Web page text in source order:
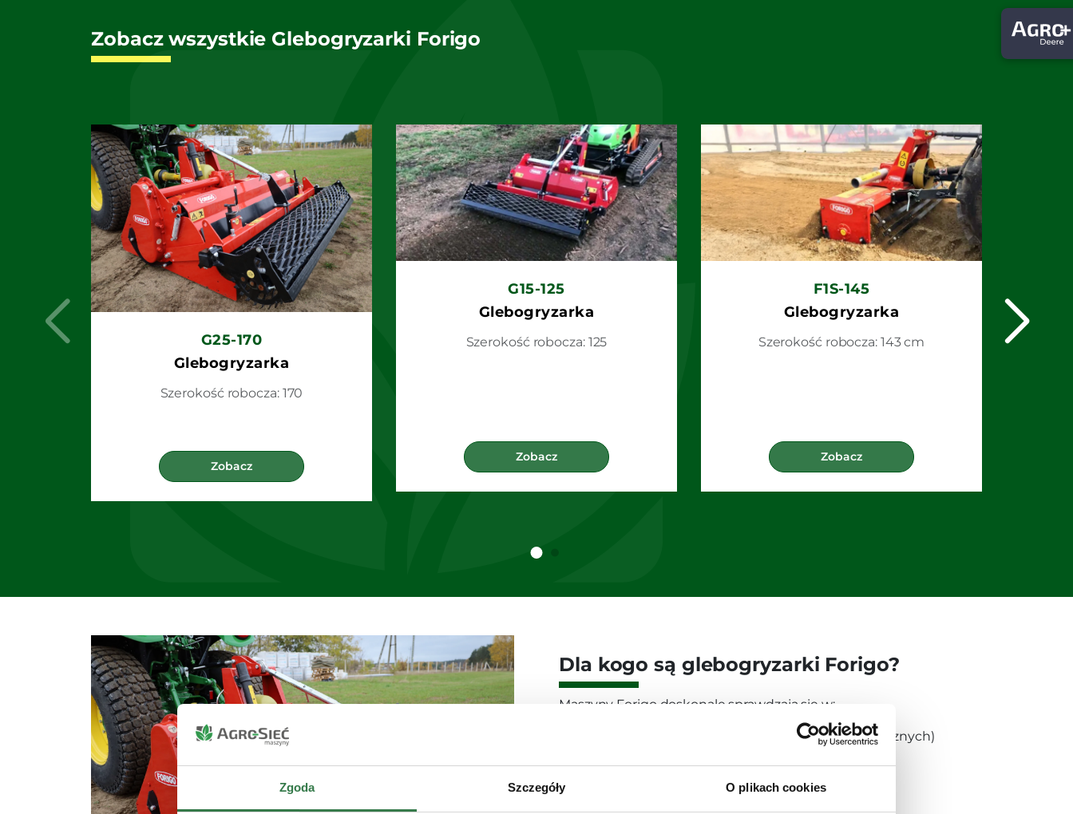
Zgoda Szczegóły O plikach cookies
Zobacz wszystkie Glebogryzarki Forigo
G25-170
Glebogryzarka
Szerokość robocza: 170
Zobacz
G15-125
Glebogryzarka
Szerokość robocza: 125
Zobacz
F1S-145
Glebogryzarka
Szerokość robocza: 143 cm
Zobacz
Dla kogo są glebogryzarki Forigo?
Maszyny Forigo doskonale sprawdzają się w:
Gospodarstwach rolnych (tradycyjnych i ekologicznych)
Uprawie warzyw, sadownictwie i ogrodnictwie